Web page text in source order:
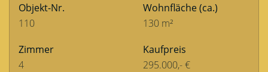
Objekt-Nr.
110
Wohnfläche(ca.)
130 m²
Zimmer
4
Kaufpreis
295.000,- €